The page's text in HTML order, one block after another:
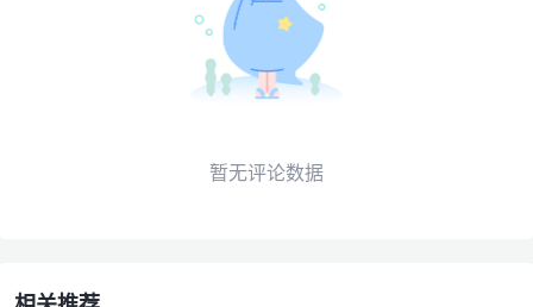
暂无评论数据